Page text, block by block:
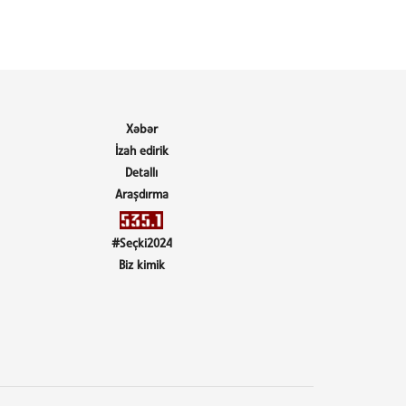
Xəbər
İzah edirik
Detallı
Araşdırma
#Seçki2024
Biz kimik